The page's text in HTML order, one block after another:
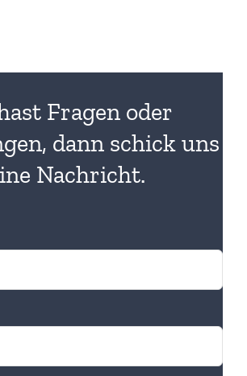
Fragen oder
dann schick uns
Nachricht.